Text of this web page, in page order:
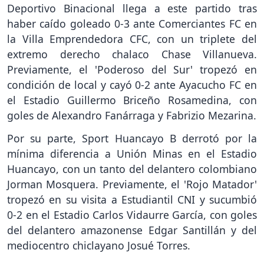
Deportivo Binacional llega a este partido tras
haber caído goleado 0-3 ante Comerciantes FC en
la Villa Emprendedora CFC, con un triplete del
extremo derecho chalaco Chase Villanueva.
Previamente, el 'Poderoso del Sur' tropezó en
condición de local y cayó 0-2 ante Ayacucho FC en
el Estadio Guillermo Briceño Rosamedina, con
goles de Alexandro Fanárraga y Fabrizio Mezarina.
Por su parte, Sport Huancayo B derrotó por la
mínima diferencia a Unión Minas en el Estadio
Huancayo, con un tanto del delantero colombiano
Jorman Mosquera. Previamente, el 'Rojo Matador'
tropezó en su visita a Estudiantil CNI y sucumbió
0-2 en el Estadio Carlos Vidaurre García, con goles
del delantero amazonense Edgar Santillán y del
mediocentro chiclayano Josué Torres.